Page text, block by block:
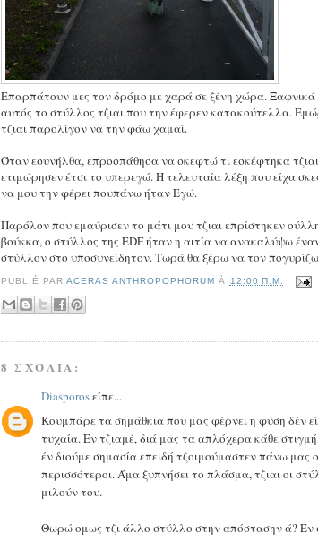
Επαρπάτουν μες τον δρόμο με χαρά σε ξένη χώρα. Ξαφνικά
αυτός το στύλλος τζιαι που την έφερεν κατακούτελλα.
τζιαι παρολίγον να την φάω χαμαί.
Όταν εσυνήλθα, επροσπάθησα να σκεφτώ τι εσκέφτηκα
ετιμώρησεν έτσι το υπερεγώ. Η τελευταία λέξη που είχα
να μου την φέρει πουπάνω ήταν Εγώ.
Παρόλον που εμαύρισεν το μάτι μου τζιαι επρίστηκεν
βούκκα, ο στύλλος της EDF ήταν η αιτία να ανακαλύψω
στύλλον στο υποσυνείδητον. Τωρά θα ξέρω να τον
PUBLIÉ PARACERAS ANTHROPOPHORUM À 12:00 Π.Μ.
8 ΣΧΌΛΙΑ:
Diasporosείπε...
Κουμπάρε τα σημάθκια που μας φέρνει η φύση δέν
τυχαία. Εν τζιαμέ, διά μας τα απλόχερα κάθε στιγμή,
έν διούμε σημασία επειδή τζοιμούμαστεν πάνω μας
περισσότεροι. Άμα ξυπνήσει το πλάσμα, τζιαι οι
μιλούν του.
Θωρώ ομως τζι άλλο στύλλο στην απόστασην ά? Εν